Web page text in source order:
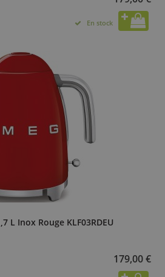
En stock
L Inox Rouge KLF03RDEU
179,00 €